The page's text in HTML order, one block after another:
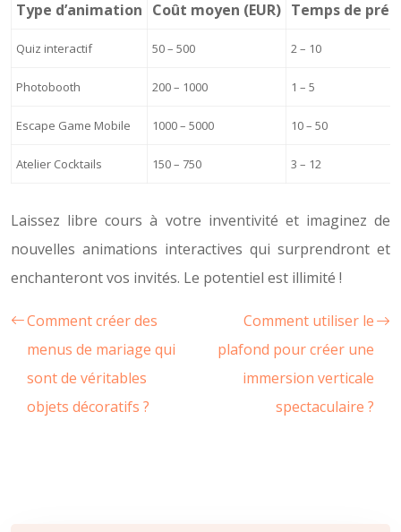
Type d’animation Coût moyen (EUR) Temps de
Quiz interactif 50 – 500 2 – 10
Photobooth 200 – 1000 1 – 5
Escape Game Mobile 1000 – 5000 10 – 50
Atelier Cocktails 150 – 750 3 – 12
Laissez libre cours à votre inventivité et imaginez de
nouvelles animations interactives qui surprendront et
enchanteront vos invités. Le potentiel est illimité !
Comment créer des
menus de mariage qui
sont de véritables
objets décoratifs ?
Comment utiliser le
plafond pour créer une
immersion verticale
spectaculaire ?